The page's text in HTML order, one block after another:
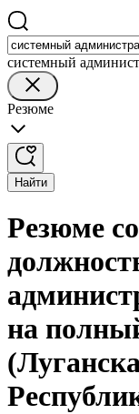
системный
Резюме
Найти
Резюме
на